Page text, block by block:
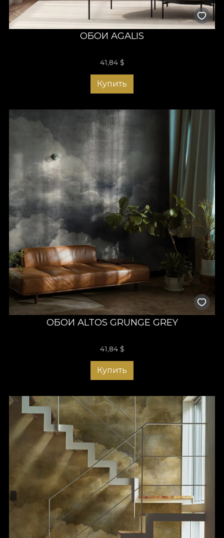
ОБОИ AGALIS
41,84 $
Купить
ОБОИ ALTOS GRUNGE GREY
41,84 $
Купить